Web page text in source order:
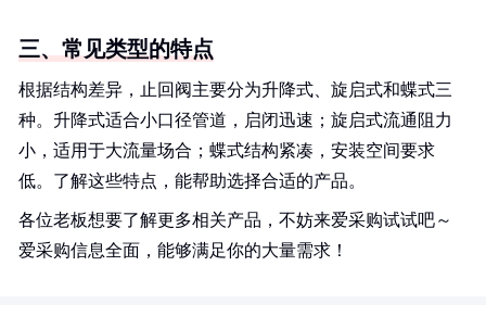
三、常见类型的特点
根据结构差异，止回阀主要分为升降式、旋启式和蝶式三
种。升降式适合小口径管道，启闭迅速；旋启式流通阻力
小，适用于大流量场合；蝶式结构紧凑，安装空间要求
低。了解这些特点，能帮助选择合适的产品。
各位老板想要了解更多相关产品，不妨来爱采购试试吧～
爱采购信息全面，能够满足你的大量需求！